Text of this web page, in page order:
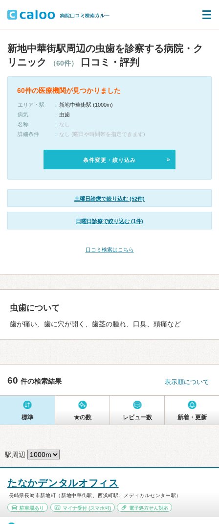
新地中華街駅周辺の虫歯を診察する病院・ク
リニック
（60件） 口コミ・評判
60件の医療機関が見つかりました
エリア・駅
新地中華街駅 (1000m)
病気
虫歯
名称
なし
詳細条件
なし (曜日や時間帯を指定できます)
条件変更・絞り込み
土曜日診療で絞り込む (52件)
日曜日診療で絞り込む (1件)
口コミ検索はこちら
虫歯について
歯が痛い、歯に穴が開く、歯茎の腫れ、口臭、頭痛など
60 件の検索結果 表示順について
標準 ★の数 レビュー数 新着・更新
駅周辺
たなかデンタルオフィス
長崎県長崎市新地町（新地中華街駅、西浜町駅、メディカルセンター駅）
駐車場あり マイナ受付(スマホ可) 電子処方せん対応